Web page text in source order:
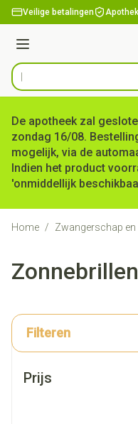
Ga naar de inhoud
Veilige betalingen
Menu
Product, merk,
De apotheek zal
zondag 16/08.
mogelijk, via de
Indien het product
'onmiddellijk
Home / Zwangerschap en
Zonnebrillen
Filteren
Prijs